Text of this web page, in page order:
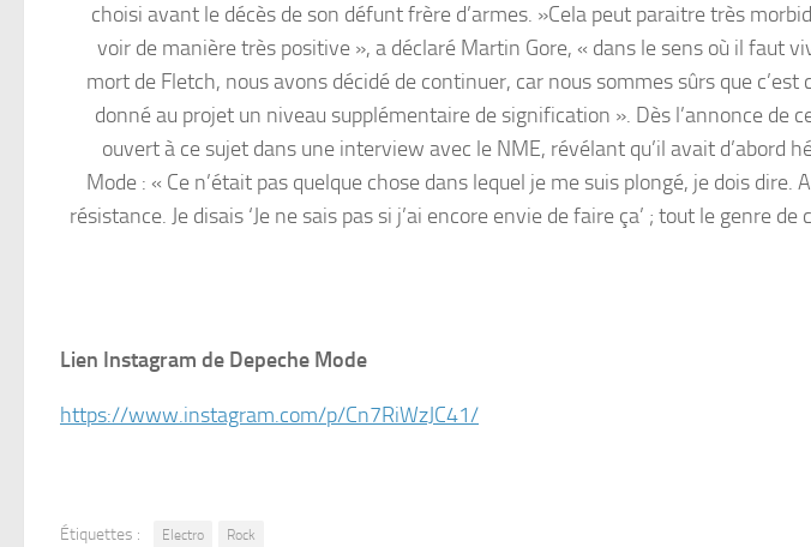
choisi avant le décès de son défunt frère d’armes. »Cela peut paraitre très
voir de manière très positive », a déclaré Martin Gore, « dans le sens où il faut
mort de Fletch, nous avons décidé de continuer, car nous sommes sûrs que
donné au projet un niveau supplémentaire de signification ». Dès l’annonce de
ouvert à ce sujet dans une interview avec le NME, révélant qu’il avait d’abord
Mode : « Ce n’était pas quelque chose dans lequel je me suis plongé, je dois dire.
résistance. Je disais ‘Je ne sais pas si j’ai encore envie de faire ça’ ; tout le genre
Lien Instagram de Depeche Mode
https://www.instagram.com/p/Cn7RiWzJC41/
Étiquettes : Electro Rock